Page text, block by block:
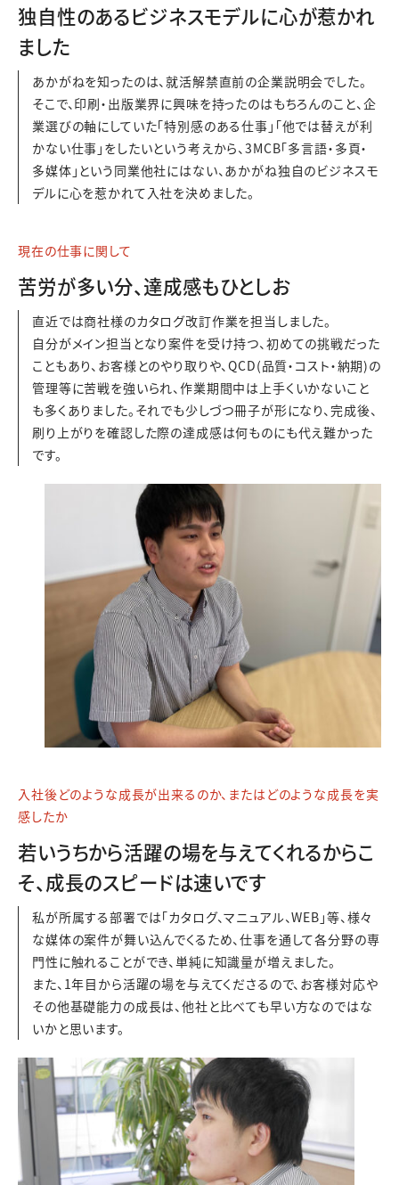
独自性のあるビジネスモデルに心が惹かれ
ました
あかがねを知ったのは、就活解禁直前の企業説明会でした。
そこで、印刷・出版業界に興味を持ったのはもちろんのこと、企
業選びの軸にしていた「特別感のある仕事」「他では替えが利
かない仕事」をしたいという考えから、3MCB「多言語・多頁・
多媒体」という同業他社にはない、あかがね独自のビジネスモ
デルに心を惹かれて入社を決めました。
現在の仕事に関して
苦労が多い分、達成感もひとしお
直近では商社様のカタログ改訂作業を担当しました。
自分がメイン担当となり案件を受け持つ、初めての挑戦だった
こともあり、お客様とのやり取りや、QCD(品質・コスト・納期)の
管理等に苦戦を強いられ、作業期間中は上手くいかないこと
も多くありました。それでも少しづつ冊子が形になり、完成後、
刷り上がりを確認した際の達成感は何ものにも代え難かった
です。
入社後どのような成長が出来るのか、またはどのような成長を実
感したか
若いうちから活躍の場を与えてくれるからこ
そ、成長のスピードは速いです
私が所属する部署では「カタログ、マニュアル、WEB」等、様々
な媒体の案件が舞い込んでくるため、仕事を通して各分野の専
門性に触れることができ、単純に知識量が増えました。
また、1年目から活躍の場を与えてくださるので、お客様対応や
その他基礎能力の成長は、他社と比べても早い方なのではな
いかと思います。